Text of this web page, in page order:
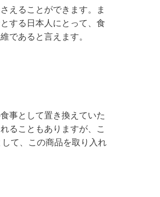
えることができます。ま
する日本人にとって、食
であると言えます。
事として置き換えていた
ることもありますが、こ
て、この商品を取り入れ